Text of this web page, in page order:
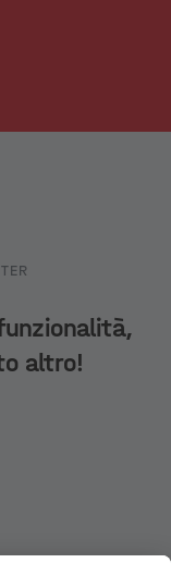
altro!